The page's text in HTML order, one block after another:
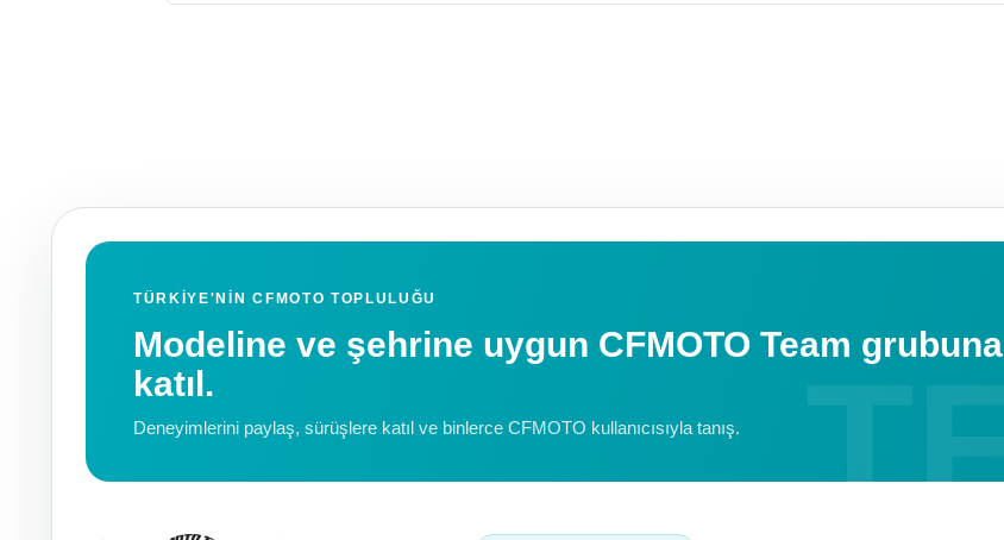
TÜRKIYE'NIN CFMOTO TOPLULUĞU
Modeline ve şehrine uygun CFMOTO Team grubuna
katıl.
Deneyimlerini paylaş, sürüşlere katıl ve binlerce CFMOTO kullanıcısıyla tanış.